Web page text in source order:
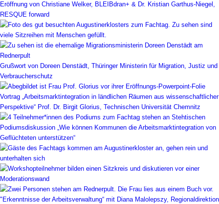
Eröffnung von Christiane Welker, BLEIBdran+ & Dr. Kristian Garthus-Niegel,
RESQUE forward
Grußwort von Doreen Denstädt, Thüringer Ministerin für Migration, Justiz und
Verbraucherschutz
Vortrag „Arbeitsmarktintegration in ländlichen Räumen aus wissenschaftlicher
Perspektive“ Prof. Dr. Birgit Glorius, Technischen Universität Chemnitz
Podiumsdiskussion „Wie können Kommunen die Arbeitsmarktintegration von
Geflüchteten unterstützen“
"Erkenntnisse der Arbeitsverwaltung“ mit Diana Malolepszy, Regionaldirektion